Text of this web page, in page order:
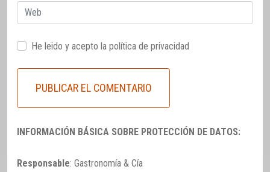
Web
He leido y acepto la política de privacidad
INFORMACIÓN BÁSICA SOBRE PROTECCIÓN DE DATOS:
Responsable: Gastronomía & Cía